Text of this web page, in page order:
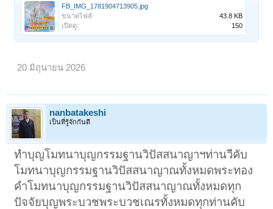
FB_IMG_1781904713905.jpg
ขนาดไฟล์:
43.8 KB
เปิดดู:
150
20 มิถุนายน 2026
nanbatakeshi
เป็นที่รู้จักกันดี
ทำบุญโมทนาบุญกรรมฐานวิปัสสนาญาฯท่านวีคับ
โมทนาบุญกรรมฐานวิปัสสนาญาณทั้งหมดพระทอง
คำโมทนาบุญกรรมฐานวิปัสสนาญาณทั้งหมดทุก
ปัจจัยบุญพระบวชพระบวชเณรทั้งหมดทุกท่านคับ